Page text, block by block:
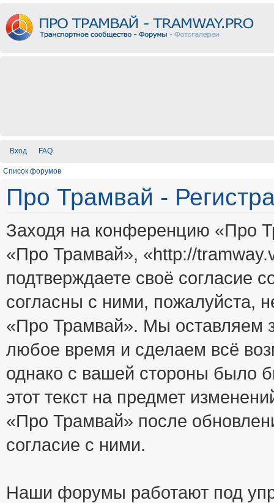
Вход FAQ
Список форумов
Про Трамвай -
Заходя на конференцию «Про
«Про Трамвай», «http://
подтверждаете своё
согласны с ними, пожалуйста,
«Про Трамвай». Мы оставляем
любое время и сделаем всё
однако с вашей стороны было
этот текст на предмет
«Про Трамвай» после
согласие с ними.
Наши форумы работают под